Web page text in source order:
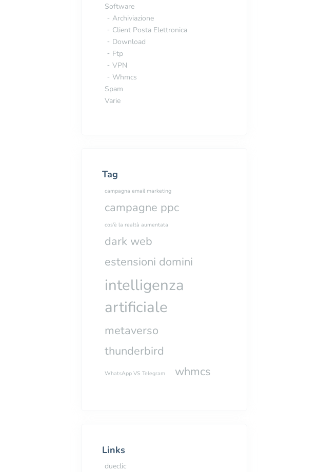
Software
Archiviazione
Client Posta Elettronica
Download
Ftp
VPN
Whmcs
Spam
Varie
Tag
campagna email marketing
campagne ppc
cos'è la realtà aumentata
dark web
estensioni domini
intelligenza
artificiale
metaverso
thunderbird
WhatsApp VS Telegram whmcs
Links
dueclic